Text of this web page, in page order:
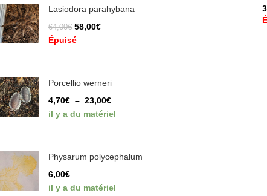
Lasiodora parahybana
64,00€ 58,00€
Épuisé
Porcellio werneri
4,70€ – 23,00€
il y a du matériel
Physarum polycephalum
6,00€
il y a du matériel